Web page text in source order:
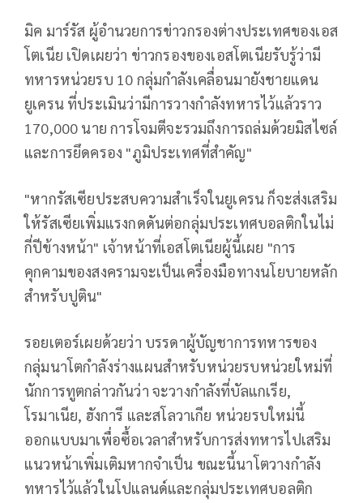
มิค มาร์รัส ผู้อำนวยการข่าวกรองต่างประเทศของเอส
โตเนีย เปิดเผยว่า ข่าวกรองของเอสโตเนียรับรู้ว่ามี
ทหารหน่วยรบ 10 กลุ่มกำลังเคลื่อนมายังชายแดน
ยูเครน ที่ประเมินว่ามีการวางกำลังทหารไว้แล้วราว
170,000 นาย การโจมตีจะรวมถึงการถล่มด้วยมิสไซล์
และการยึดครอง "ภูมิประเทศที่สำคัญ"
"หากรัสเซียประสบความสำเร็จในยูเครน ก็จะส่งเสริม
ให้รัสเซียเพิ่มแรงกดดันต่อกลุ่มประเทศบอลติกในไม่
กี่ปีข้างหน้า" เจ้าหน้าที่เอสโตเนียผู้นี้เผย "การ
คุกคามของสงครามจะเป็นเครื่องมือทางนโยบายหลัก
สำหรับปูติน"
รอยเตอร์เผยด้วยว่า บรรดาผู้บัญชาการทหารของ
กลุ่มนาโตกำลังร่างแผนสำหรับหน่วยรบหน่วยใหม่ที่
นักการทูตกล่าวกันว่า จะวางกำลังที่บัลแกเรีย,
โรมาเนีย, ฮังการี และสโลวาเกีย หน่วยรบใหม่นี้
ออกแบบมาเพื่อซื้อเวลาสำหรับการส่งทหารไปเสริม
แนวหน้าเพิ่มเติมหากจำเป็น ขณะนี้นาโตวางกำลัง
ทหารไว้แล้วในโปแลนด์และกลุ่มประเทศบอลติก